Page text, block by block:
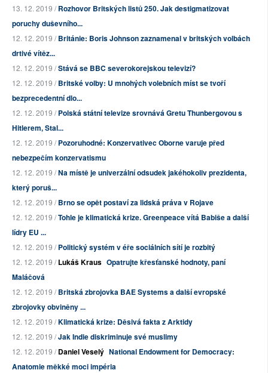
13. 12. 2019 /Rozhovor Britských listů 250. Jak destigmatizovat
poruchy duševního...
12. 12. 2019 /Británie: Boris Johnson zaznamenal v britských volbách
drtivé vítěz...
12. 12. 2019 /Stává se BBC severokorejskou televizí?
12. 12. 2019 /Britské volby: U mnohých volebních míst se tvoří
bezprecedentní dlo...
12. 12. 2019 /Polská státní televize srovnává Gretu Thunbergovou s
Hitlerem, Stal...
12. 12. 2019 /Pozoruhodné: Konzervativec Oborne varuje před
nebezpečím konzervatismu
12. 12. 2019 /Na místě je univerzální odsudek jakéhokoliv prezidenta,
který poruš...
12. 12. 2019 /Brno se opět postaví za lidská práva v Rojave
12. 12. 2019 /Tohle je klimatická krize. Greenpeace vítá Babiše a další
lídry EU ...
12. 12. 2019 /Politický systém v éře sociálních sítí je rozbitý
12. 12. 2019 /Lukáš Kraus Opatrujte křesťanské hodnoty, paní
Maláčová
12. 12. 2019 /Britská zbrojovka BAE Systems a další evropské
zbrojovky obviněny ...
12. 12. 2019 /Klimatická krize: Děsivá fakta z Arktidy
12. 12. 2019 /Jak Indie diskriminuje své muslimy
12. 12. 2019 /Daniel Veselý National Endowment for Democracy:
Anatomie měkké moci impéria